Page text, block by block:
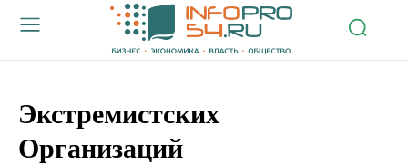
Экстремистских
Организаций